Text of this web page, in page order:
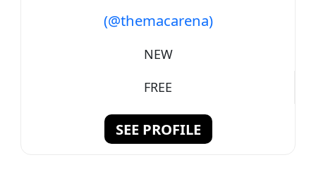
(@themacarena)
NEW
SEE PROFILE
FREE